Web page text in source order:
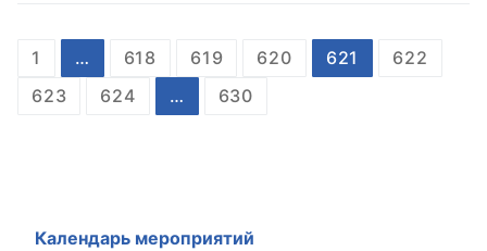
1 … 618 619 620 621
622
623
624 … 630
Календарь мероприятий